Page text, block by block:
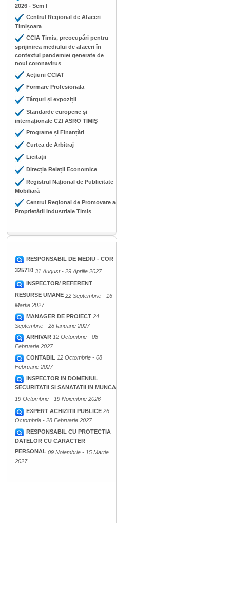
2026 - Sem I
Centrul Regional de Afaceri
Timișoara
CCIA Timis, preocupări pentru
sprijinirea mediului de afaceri în
contextul pandemiei generate de
noul coronavirus
Acțiuni CCIAT
Formare Profesionala
Târguri și expoziții
Standarde europene și
internaționale CZI ASRO TIMIȘ
Programe și Finanțări
Curtea de Arbitraj
Licitații
Direcția Relații Economice
Registrul Național de Publicitate
Mobiliară
Centrul Regional de Promovare a
Proprietății Industriale Timiș
RESPONSABIL DE MEDIU - COR
325710 31 August - 29 Aprilie 2027
INSPECTOR/ REFERENT
RESURSE UMANE 22 Septembrie - 16
Martie 2027
MANAGER DE PROIECT 24
Septembrie - 28 Ianuarie 2027
ARHIVAR 12 Octombrie - 08
Februarie 2027
CONTABIL 12 Octombrie - 08
Februarie 2027
INSPECTOR IN DOMENIUL
SECURITATII SI SANATATII IN MUNCA
19 Octombrie - 19 Noiembrie 2026
EXPERT ACHIZITII PUBLICE 26
Octombrie - 28 Februarie 2027
RESPONSABIL CU PROTECTIA
DATELOR CU CARACTER
PERSONAL 09 Noiembrie - 15 Martie
2027